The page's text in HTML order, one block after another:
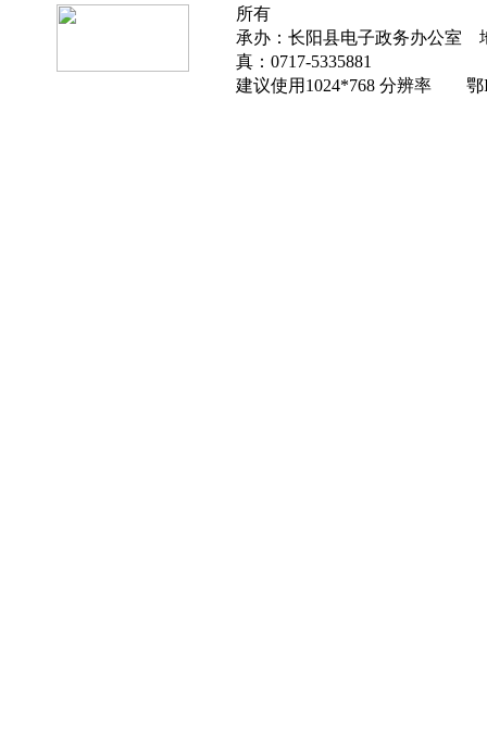
所有
承办：长阳县电子政务办公室
真：0717-5335881
建议使用1024*768 分辨率 鄂